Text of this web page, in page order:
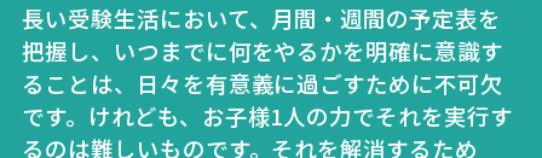
長い受験生活において、月間・週間の予定表を
把握し、いつまでに何をやるかを明確に意識す
ることは、日々を有意義に過ごすために不可欠
です。けれども、お子様1人の力でそれを実行す
るのは難しいものです。それを解消するため